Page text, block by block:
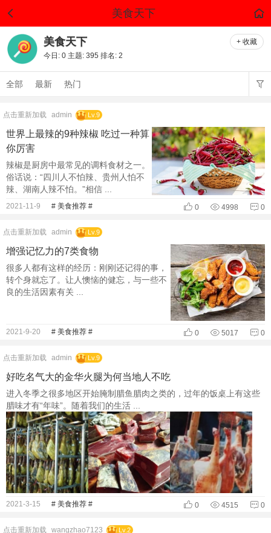
美食天下
+ 收藏
美食天下
今日: 0 主题: 395 排名: 2
全部 最新 热门
点击重新加载 admin Lv.9
世界上最辣的9种辣椒 吃过一种算
你厉害
辣椒是厨房中最常见的调料食材之一。
俗话说：“四川人不怕辣、贵州人怕不
辣、湖南人辣不怕。”相信 ...
2021-11-9 # 美食推荐 # 0 4998 0
点击重新加载 admin Lv.9
增强记忆力的7类食物
很多人都有这样的经历：刚刚还记得的事，
转个身就忘了。让人懊恼的健忘，与一些不
良的生活因素有关 ...
2021-9-20 # 美食推荐 # 0 5017 0
点击重新加载 admin Lv.9
好吃名气大的金华火腿为何当地人不吃
进入冬季之很多地区开始腌制腊鱼腊肉之类的，过年的饭桌上有这些
腊味才有“年味”。随着我们的生活 ...
2021-3-15 # 美食推荐 # 0 4515 0
点击重新加载 wangzhao7123 Lv.2